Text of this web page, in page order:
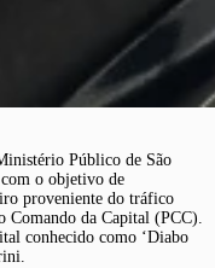
Público de São
o objetivo de
proveniente do tráfico
Comando da Capital (PCC).
conhecido como ‘Diabo